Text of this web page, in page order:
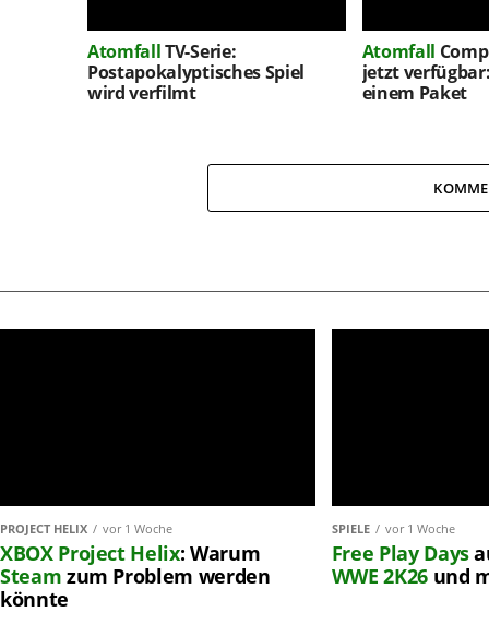
AtomfallTV-Serie:
Postapokalyptisches Spiel
wird verfilmt
Atomfall
jetzt
einem Paket
PROJECT HELIX vor 1 Woche
XBOX Project Helix: Warum
Steam zum Problem werden
könnte
SPIELE vor 1 Woche
Free Play Days
WWE 2K26und